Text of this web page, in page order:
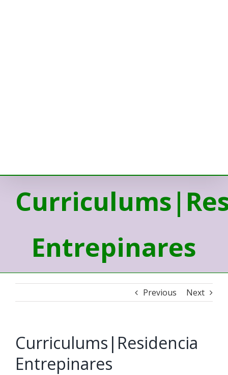
Entrepinares
Previous Next
Curriculums|Residencia
Entrepinares